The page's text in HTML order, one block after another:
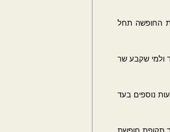
החופשה תחל
ולמי שקבע שר
נוספים בעד